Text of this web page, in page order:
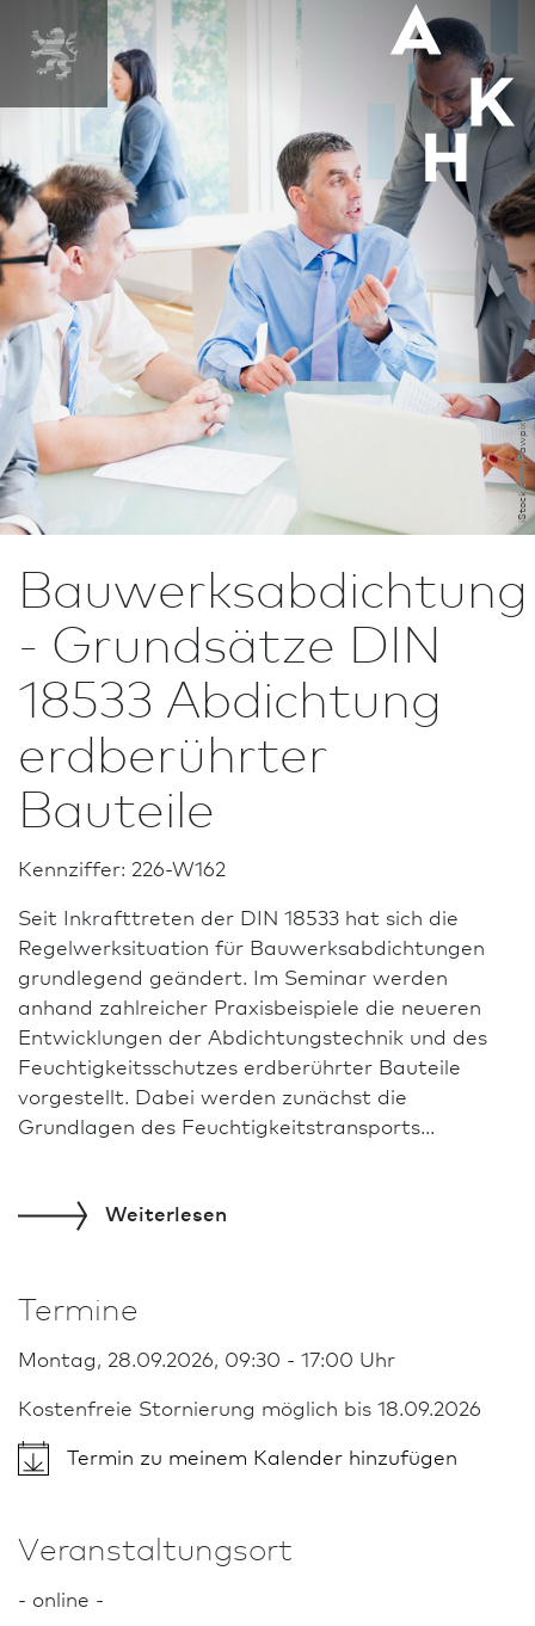
iStock.com/Rawpixel
Bauwerksabdichtung
- Grundsätze DIN
18533 Abdichtung
erdberührter
Bauteile
Kennziffer: 226-W162
Seit Inkrafttreten der DIN 18533 hat sich die
Regelwerksituation für Bauwerksabdichtungen
grundlegend geändert. Im Seminar werden
anhand zahlreicher Praxisbeispiele die neueren
Ent­wick­lungen der Abdichtungstechnik und des
Feuchtigkeitsschutzes erdberührter Bauteile
vorgestellt. Dabei werden zunächst die
Grundlagen des Feuchtigkeitstransports...
Weiterlesen
Termine
Montag, 28.09.2026, 09:30 - 17:00 Uhr
Kostenfreie Stornierung möglich bis 18.09.2026
Termin zu meinem Kalender hinzufügen
Veranstaltungsort
- online -